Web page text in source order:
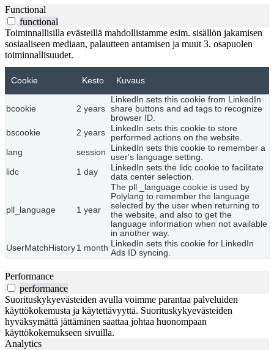
Functional
functional
Toiminnallisilla evästeillä mahdollistamme esim. sisällön jakamisen
sosiaaliseen mediaan, palautteen antamisen ja muut 3. osapuolen
toiminnallisuudet.
Cookie Kesto Kuvaus
bcookie 2 years
LinkedIn sets this cookie from LinkedIn
share buttons and ad tags to recognize
browser ID.
bscookie
2 years
LinkedIn sets this cookie to store
performed actions on the website.
lang
session
LinkedIn sets this cookie to remember a
user's language setting.
lidc
1 day
LinkedIn sets the lidc cookie to facilitate
data center selection.
pll_language 1 year
The pll _language cookie is used by
Polylang to remember the language
selected by the user when returning to
the website, and also to get the
language information when not available
in another way.
UserMatchHistory 1 month LinkedIn sets this cookie for LinkedIn
Ads ID syncing.
Performance
performance
Suorituskykyevästeiden avulla voimme parantaa palveluiden
käyttökokemusta ja käytettävyyttä. Suorituskykyevästeiden
hyväksymättä jättäminen saattaa johtaa huonompaan
käyttökokemukseen sivuilla.
Analytics